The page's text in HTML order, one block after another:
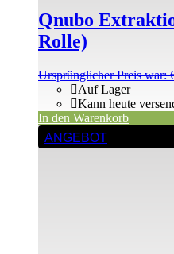
Qnubo
Rolle)
Ursprünglicher Preis war:
Auf Lager
Kann heute
In den Warenkorb
ANGEBOT